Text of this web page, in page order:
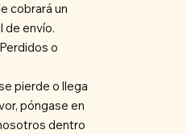
cobrará un
de envío.
o
pierde o llega
póngase en
dentro